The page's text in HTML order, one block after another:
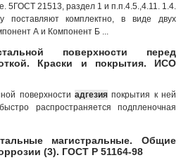
5ГОСТ 21513, раздел 1 и п.п.4.5.,4.11. 1.4.
поставляют комплектно, в виде двух
А и Компонент Б ...
поверхности перед
Краски и покрытия. ИСО
поверхности адгезияпокрытия к ней
распространяется подпленочная
магистральные. Общие
(3). ГОСТ Р 51164-98